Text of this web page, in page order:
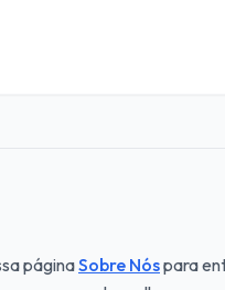
páginaSobre Nóspara